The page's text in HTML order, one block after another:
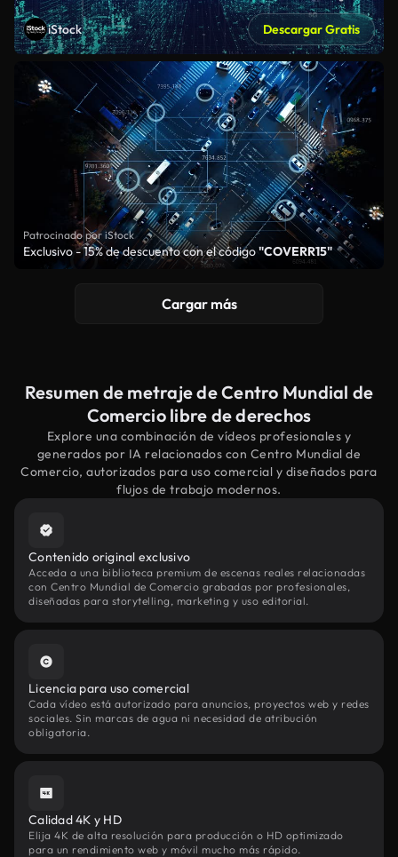
iStock Descargar Gratis
Patrocinado por iStock
Exclusivo - 15% de descuento con el código"COVERR15"
Cargar más
Resumen de metraje de Centro Mundial de
Comercio libre de derechos
Explore una combinación de vídeos profesionales y
generados por IA relacionados con Centro Mundial de
Comercio, autorizados para uso comercial y diseñados para
flujos de trabajo modernos.
Contenido original exclusivo
Acceda a una biblioteca premium de escenas reales relacionadas
con Centro Mundial de Comercio grabadas por profesionales,
diseñadas para storytelling, marketing y uso editorial.
Licencia para uso comercial
Cada vídeo está autorizado para anuncios, proyectos web y redes
sociales. Sin marcas de agua ni necesidad de atribución
obligatoria.
Calidad 4K y HD
Elija 4K de alta resolución para producción o HD optimizado
para un rendimiento web y móvil mucho más rápido.